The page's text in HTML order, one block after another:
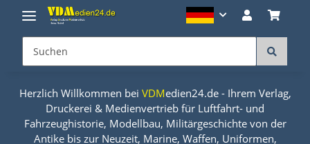
Herzlich Willkommen bei VDMedien24.de - Ihrem Verlag,
Druckerei & Medienvertrieb für Luftfahrt- und
Fahrzeughistorie, Modellbau, Militärgeschichte von der
Antike bis zur Neuzeit, Marine, Waffen, Uniformen,